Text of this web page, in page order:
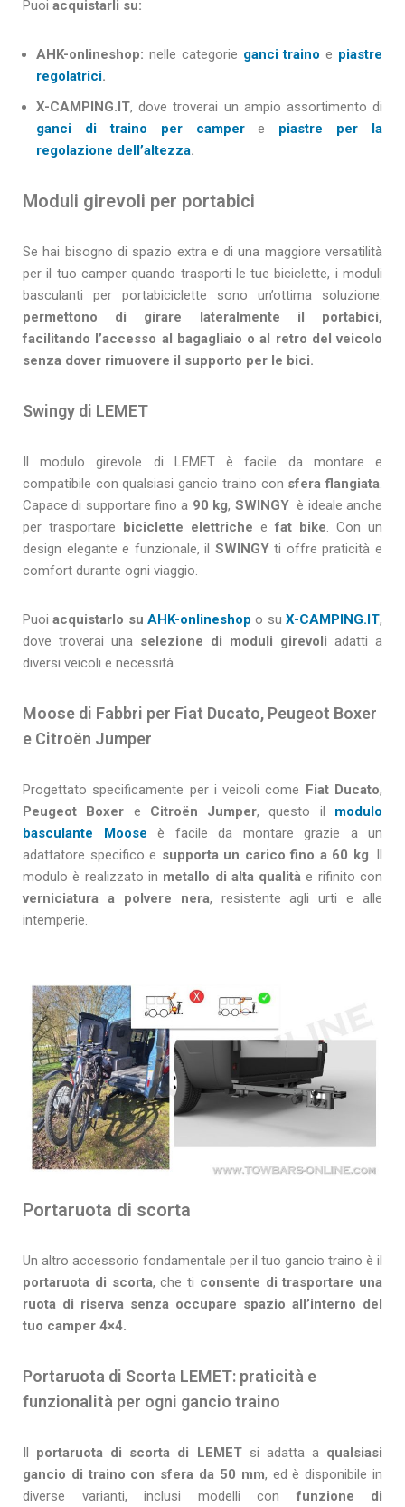
Puoi acquistarli su:
AHK-onlineshop: nelle categorie ganci traino e piastre
regolatrici.
X-CAMPING.IT, dove troverai un ampio assortimento di
ganci di traino per campere piastre per la
regolazione dell’altezza.
Moduli girevoli per portabici
Se hai bisogno di spazio extra e di una maggiore versatilità
per il tuo camper quando trasporti le tue biciclette, i moduli
basculanti per portabiciclette sono un’ottima soluzione:
permettono di girare lateralmente il portabici,
facilitando l’accesso al bagagliaio o al retro del veicolo
senza dover rimuovere il supporto per le bici.
Swingy di LEMET
Il modulo girevole di LEMET è facile da montare e
compatibile con qualsiasi gancio traino con sfera flangiata.
Capace di supportare fino a 90 kg, SWINGYè ideale anche
per trasportare biciclette elettriche efat bike. Con un
design elegante e funzionale, il SWINGYti offre praticità e
comfort durante ogni viaggio.
Puoiacquistarlo suAHK-onlineshop o suX-CAMPING.IT,
dove troverai una selezione di moduli girevoli adatti a
diversi veicoli e necessità.
Moose di Fabbri per Fiat Ducato, Peugeot Boxer
e Citroën Jumper
Progettato specificamente per i veicoli come Fiat Ducato,
Peugeot Boxer e Citroën Jumper, questo il modulo
basculante Moose è facile da montare grazie a un
adattatore specifico e supporta un carico fino a 60 kg. Il
modulo è realizzato in metallo di alta qualità e rifinito con
verniciatura a polvere nera, resistente agli urti e alle
intemperie.
Portaruota di scorta
Un altro accessorio fondamentale per il tuo gancio traino è il
portaruota di scorta, che ti consente di trasportare una
ruota di riserva senza occupare spazio all’interno del
tuo camper 4×4.
Portaruota di Scorta LEMET: praticità e
funzionalità per ogni gancio traino
Il portaruota di scorta di LEMETsi adatta a qualsiasi
gancio di traino con sfera da 50 mm, ed è disponibile in
diverse varianti, inclusi modelli confunzione di